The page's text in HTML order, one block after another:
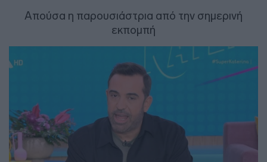
Απούσα η παρουσιάστρια από την σημερινή
εκπομπή